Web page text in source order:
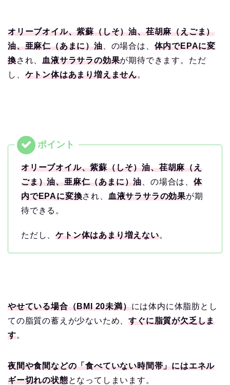
オリーブオイル、紫蘇（しそ）油、荏胡麻（えごま）
油、亜麻仁（あまに）油、の場合は、 体内でEPAに変
換され、血液サラサラの効果が期待できます。ただ
し、 ケトン体はあまり増えません。
オリーブオイル、紫蘇（しそ）油、荏胡麻（え
ごま）油、亜麻仁（あまに）油 、の場合は、体
内でEPAに変換され、 血液サラサラの効果が期
待できる。
ただし、ケトン体はあまり増えない。
やせている場合（BMI 20未満）には体内に体脂肪とし
ての脂質の蓄えが少ないため、すぐに脂質が欠乏しま
す。
夜間や食間などの「食べていない時間帯」にはエネル
ギー切れの状態となってしまいます。